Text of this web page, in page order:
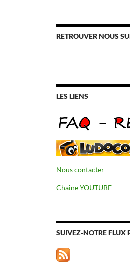
RETROUVER NOUS
LES LIENS
Nous contacter
Chaîne YOUTUBE
SUIVEZ-NOTRE FLUX